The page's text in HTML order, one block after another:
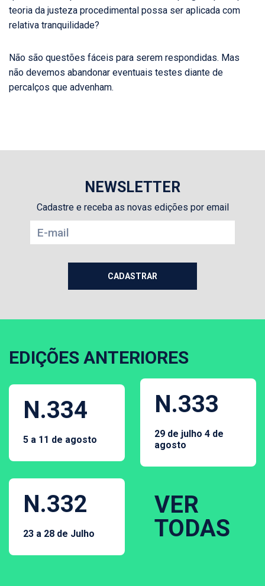
teoria da justeza procedimental possa ser aplicada com
relativa tranquilidade?
Não são questões fáceis para serem respondidas. Mas
não devemos abandonar eventuais testes diante de
percalços que advenham.
NEWSLETTER
Cadastre e receba as novas edições por email
EDIÇÕES ANTERIORES
N.334
5 a 11 de agosto
N.333
29 de julho 4 de
agosto
N.332
23 a 28 de Julho
VER
TODAS